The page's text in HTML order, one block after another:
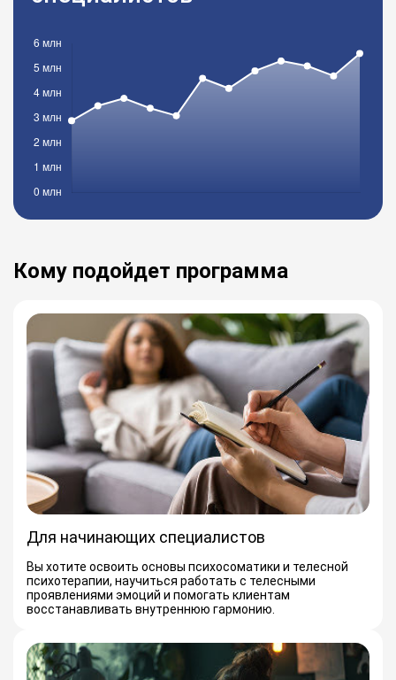
Кому подойдет программа
Для начинающих специалистов
Вы хотите освоить основы психосоматики и телесной
психотерапии, научиться работать с телесными
проявлениями эмоций и помогать клиентам
восстанавливать внутреннюю гармонию.